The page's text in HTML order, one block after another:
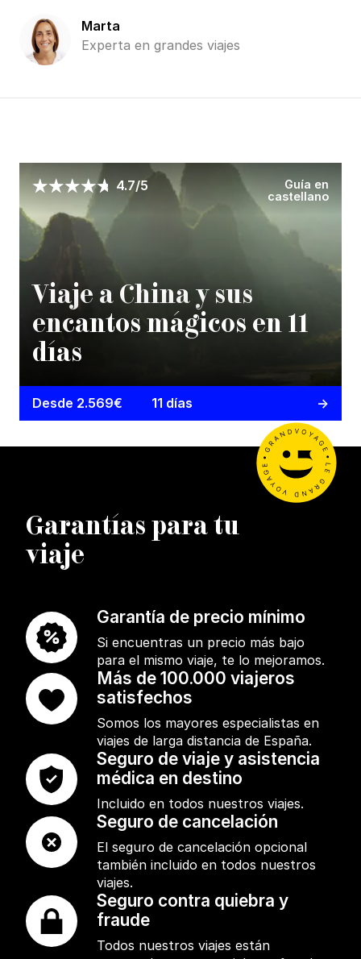
Marta
Experta en grandes viajes
4.7/5
Guía en
castellano
Viaje a China y sus
encantos mágicos en 11
días
Desde 2.569€ 11 días
Garantías para tu
viaje
Garantía de precio mínimo
Si encuentras un precio más bajo
para el mismo viaje, te lo mejoramos.
Más de 100.000 viajeros
satisfechos
Somos los mayores especialistas en
viajes de larga distancia de España.
Seguro de viaje y asistencia
médica en destino
Incluido en todos nuestros viajes.
Seguro de cancelación
El seguro de cancelación opcional
también incluido en todos nuestros
viajes.
Seguro contra quiebra y
fraude
Todos nuestros viajes están